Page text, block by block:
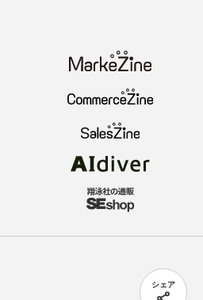
シェア